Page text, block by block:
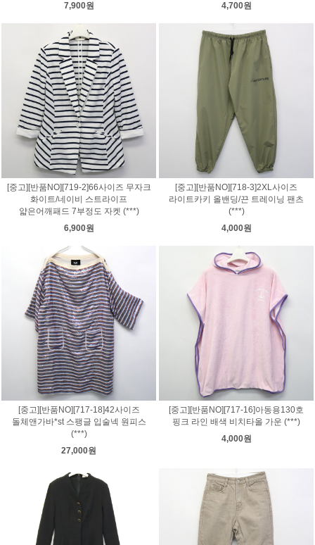
7,900원
4,700원
[중고][반품NO][719-2]66사이즈 무자크
화이트/네이비 스트라이프
얇은어깨패드 7부정도 자켓 (***)
6,900원
[중고][반품NO][718-3]2XL사이즈
라이트카키 올밴딩/끈 트레이닝 팬츠
(***)
4,000원
[중고][반품NO][717-18]42사이즈
돌체앤가바*st 스팽글 입술넥 원피스
(***)
27,000원
[중고][반품NO][717-16]아동용130호
핑크 라인 배색 비치타올 가운 (***)
4,000원